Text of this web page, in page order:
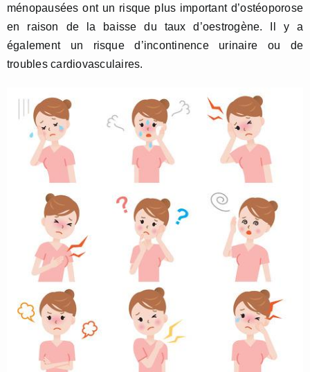
ménopausées ont un risque plus important d’ostéoporose
en raison de la baisse du taux d’oestrogène. Il y a
également un risque d’incontinence urinaire ou de
troubles cardiovasculaires.